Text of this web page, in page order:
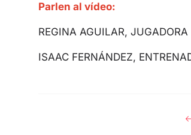
Parlen al vídeo:
REGINA AGUILAR,
ISAAC FERNÁNDEZ,